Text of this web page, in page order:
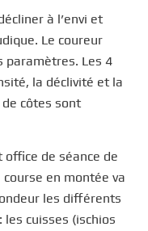
à l’envi et
Le coureur
Les 4
la déclivité et la
de côtes sont
de séance de
en montée va
les différents
les cuisses (ischios